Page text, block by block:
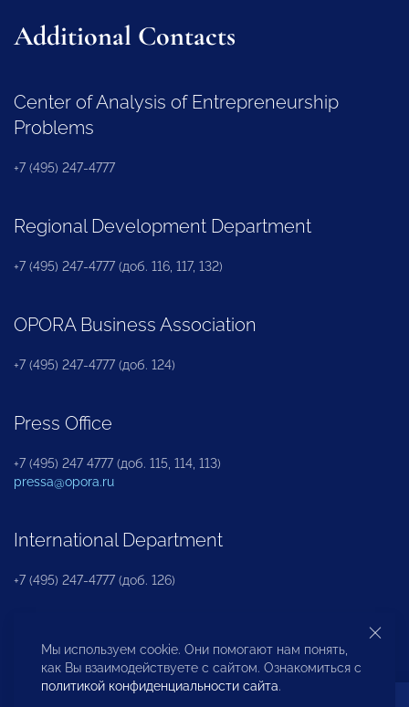
Additional Contacts
Center of Analysis of Entrepreneurship
Problems
+7 (495) 247-4777
Regional Development Department
+7 (495) 247-4777 (доб. 116, 117, 132)
OPORA Business Association
+7 (495) 247-4777 (доб. 124)
Press Office
+7 (495) 247 4777 (доб. 115, 114, 113)
pressa@opora.ru
International Department
+7 (495) 247-4777 (доб. 126)
Business and Investment Rights Protection
Department
Мы используем cookie. Они помогают нам понять,
как Вы взаимодействуете с сайтом. Ознакомиться с
политикой конфиденциальности сайта.